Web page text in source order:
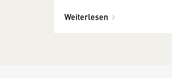
Weiterlesen